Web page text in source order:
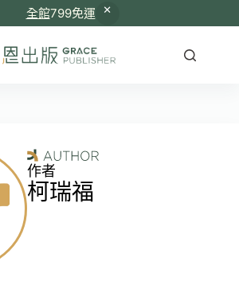
全館799免運
作者
柯瑞福